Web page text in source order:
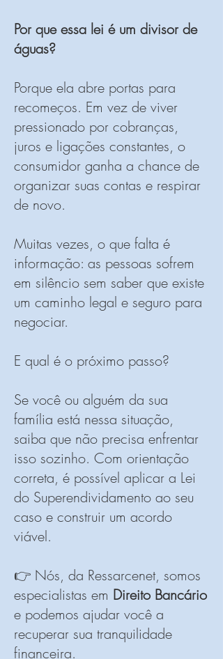
Por que essa lei é um divisor de
águas?
Porque ela abre portas para
recomeços. Em vez de viver
pressionado por cobranças,
juros e ligações constantes, o
consumidor ganha a chance de
organizar suas contas e respirar
de novo.
Muitas vezes, o que falta é
informação: as pessoas sofrem
em silêncio sem saber que existe
um caminho legal e seguro para
negociar.
E qual é o próximo passo?
Se você ou alguém da sua
família está nessa situação,
saiba que não precisa enfrentar
isso sozinho. Com orientação
correta, é possível aplicar a Lei
do Superendividamento ao seu
caso e construir um acordo
viável.
👉 Nós, da Ressarcenet, somos
especialistas em Direito Bancário
e podemos ajudar você a
recuperar sua tranquilidade
financeira.